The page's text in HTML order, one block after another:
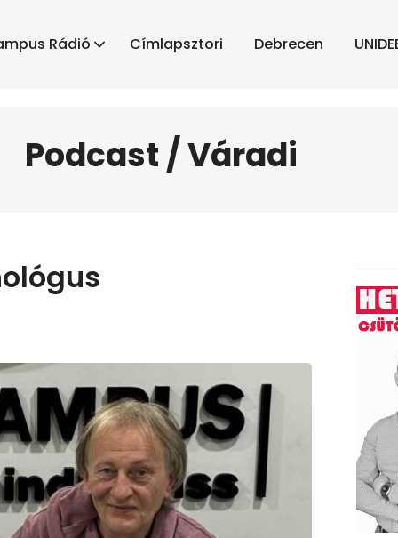
Rádió Címlapsztori Debrecen
Podcast / Váradi